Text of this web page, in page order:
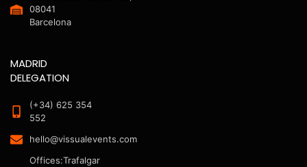
08041
Barcelona
MADRID
DELEGATION
(+34) 625 354
552
hello@vissualevents.com
Offices:Trafalgar